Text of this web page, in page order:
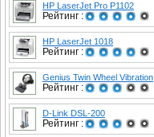
HP LaserJet Pro P1102
Рейтинг :
HP LaserJet 1018
Рейтинг :
Genius Twin Wheel Vibration
Рейтинг :
D-Link DSL-200
Рейтинг :